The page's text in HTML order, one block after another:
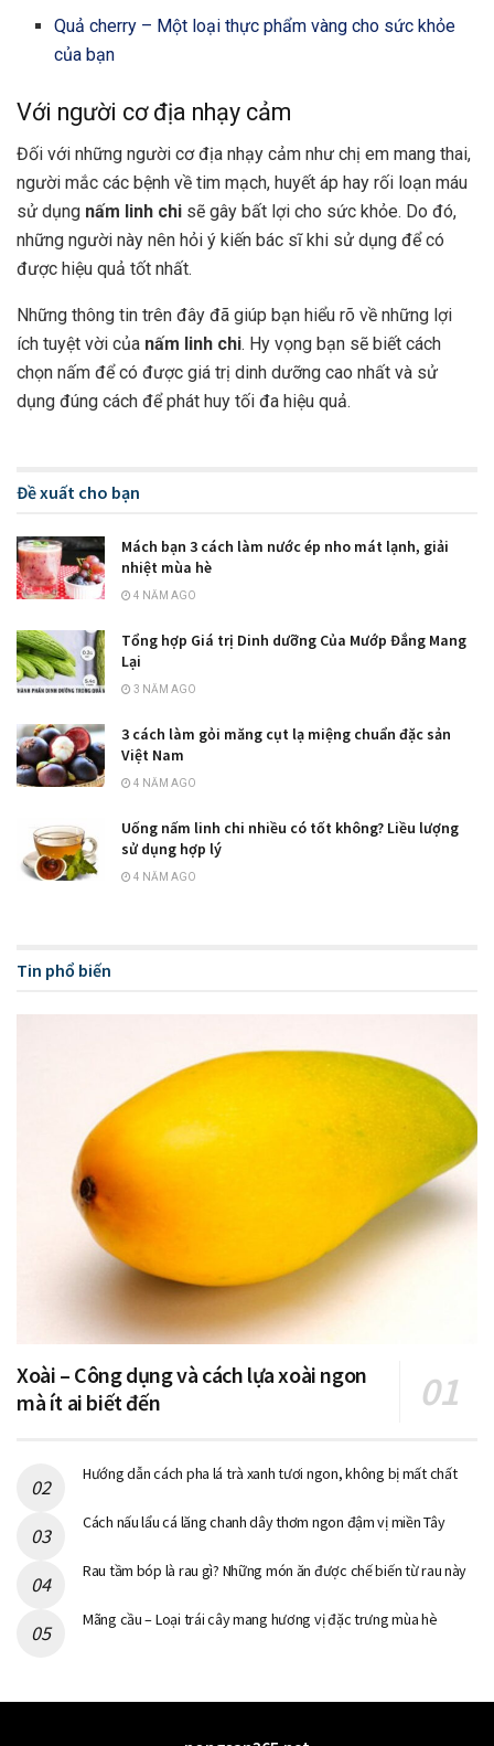
Quả cherry – Một loại thực phẩm vàng cho sức khỏe
của bạn
Với người cơ địa nhạy cảm
Đối với những người cơ địa nhạy cảm như chị em mang thai,
người mắc các bệnh về tim mạch, huyết áp hay rối loạn máu
sử dụng nấm linh chi sẽ gây bất lợi cho sức khỏe. Do đó,
những người này nên hỏi ý kiến bác sĩ khi sử dụng để có
được hiệu quả tốt nhất.
Những thông tin trên đây đã giúp bạn hiểu rõ về những lợi
ích tuyệt vời của nấm linh chi. Hy vọng bạn sẽ biết cách
chọn nấm để có được giá trị dinh dưỡng cao nhất và sử
dụng đúng cách để phát huy tối đa hiệu quả.
Đề xuất cho bạn
Mách bạn 3 cách làm nước ép nho mát lạnh, giải
nhiệt mùa hè
4 NĂM AGO
Tổng hợp Giá trị Dinh dưỡng Của Mướp Đắng Mang
Lại
3 NĂM AGO
3 cách làm gỏi măng cụt lạ miệng chuẩn đặc sản
Việt Nam
4 NĂM AGO
Uống nấm linh chi nhiều có tốt không? Liều lượng
sử dụng hợp lý
4 NĂM AGO
Tin phổ biến
Xoài – Công dụng và cách lựa xoài ngon
mà ít ai biết đến
Hướng dẫn cách pha lá trà xanh tươi ngon, không bị mất chất
Cách nấu lẩu cá lăng chanh dây thơm ngon đậm vị miền Tây
Rau tầm bóp là rau gì? Những món ăn được chế biến từ rau này
Mãng cầu – Loại trái cây mang hương vị đặc trưng mùa hè